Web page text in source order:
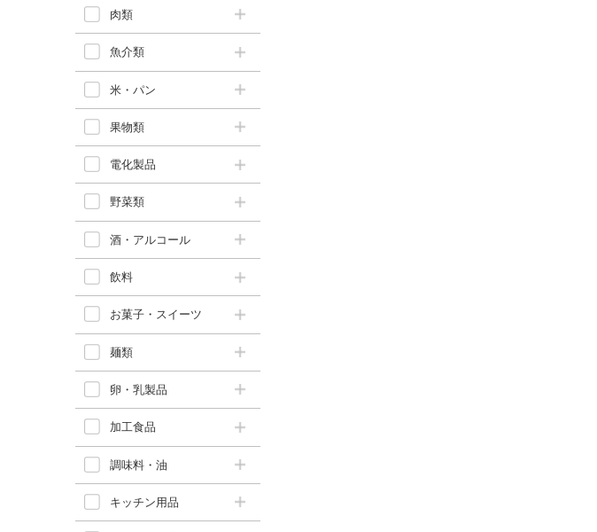
肉類
魚介類
米・パン
果物類
電化製品
野菜類
酒・アルコール
飲料
お菓子・スイーツ
麺類
卵・乳製品
加工食品
調味料・油
キッチン用品